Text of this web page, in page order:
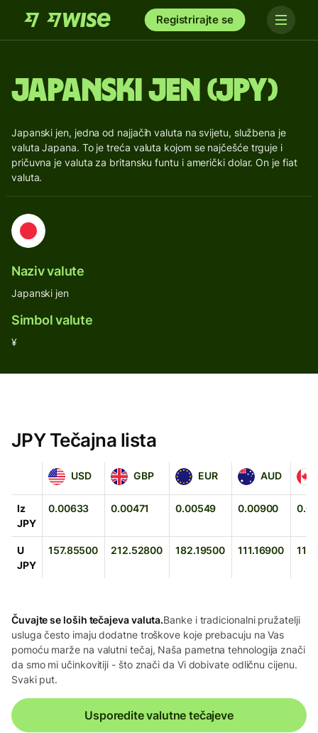
Registrirajte se
Japanski jen (JPY)
Japanski jen, jedna od najjačih valuta na svijetu, službena je
valuta Japana. To je treća valuta kojom se najčešće trguje i
pričuvna je valuta za britansku funtu i američki dolar. On je fiat
valuta.
Naziv valute
Japanski jen
Simbol valute
¥
JPY Tečajna lista
USD
USD GBP
GBP EUR
EUR AUD
AUD CAD
Iz
JPY
0.00633 0.00471 0.00549 0.00900
U
JPY
157.85500 212.52800 182.19500 111.16900
Čuvajte se loših tečajeva valuta.Banke i tradicionalni pružatelji
usluga često imaju dodatne troškove koje prebacuju na Vas
pomoću marže na valutni tečaj, Naša pametna tehnologija znači
da smo mi učinkovitiji - što znači da Vi dobivate odličnu cijenu.
Svaki put.
Usporedite valutne tečajeve